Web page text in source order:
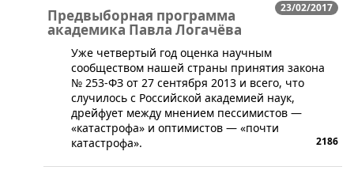
23/02/2017
Предвыборная программа
академика Павла Логачёва
Уже четвертый год оценка научным
сообществом нашей страны принятия закона
№ 253-ФЗ от 27 сентября 2013 и всего, что
случилось с Российской академией наук,
дрейфует между мнением пессимистов —
«катастрофа» и оптимистов — «почти
катастрофа».
2186